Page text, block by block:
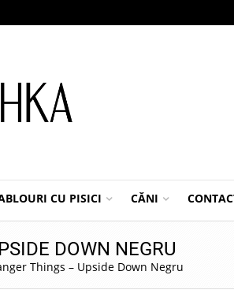
CU PISICI CĂNI
DOWN NEGRU
Things – Upside Down Negru